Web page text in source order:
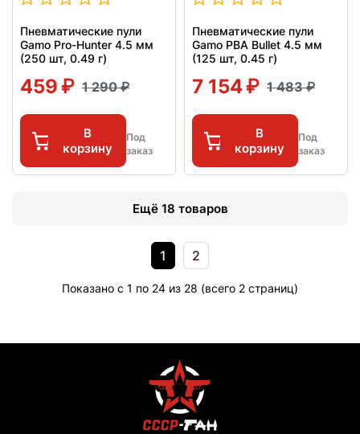
Пневматические пули
Gamo Pro-Hunter 4.5 мм
(250 шт, 0.49 г)
459 1 290
В
корзину
Под
заказ
Пневматические пули
Gamo PBA Bullet 4.5 мм
(125 шт, 0.45 г)
7 154 1 483
В
корзину
Под
заказ
Ещё 18 товаров
1 2
Показано с 1 по 24 из 28 (всего 2 страниц)